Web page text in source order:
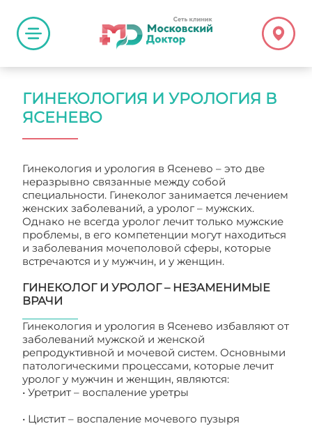
ГИНЕКОЛОГИЯ И УРОЛОГИЯ В
ЯСЕНЕВО
Гинекология и урология в Ясенево – это две
неразрывно связанные между собой
специальности. Гинеколог занимается лечением
женских заболеваний, а уролог – мужских.
Однако не всегда уролог лечит только мужские
проблемы, в его компетенции могут находиться
и заболевания мочеполовой сферы, которые
встречаются и у мужчин, и у женщин.
ГИНЕКОЛОГ И УРОЛОГ – НЕЗАМЕНИМЫЕ
ВРАЧИ
Гинекология и урология в Ясенево избавляют от
заболеваний мужской и женской
репродуктивной и мочевой систем. Основными
патологическими процессами, которые лечит
уролог у мужчин и женщин, являются:
• Уретрит – воспаление уретры
• Цистит – воспаление мочевого пузыря